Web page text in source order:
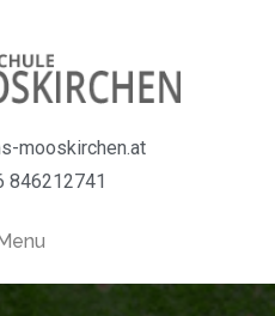
mooskirchen.at
846212741